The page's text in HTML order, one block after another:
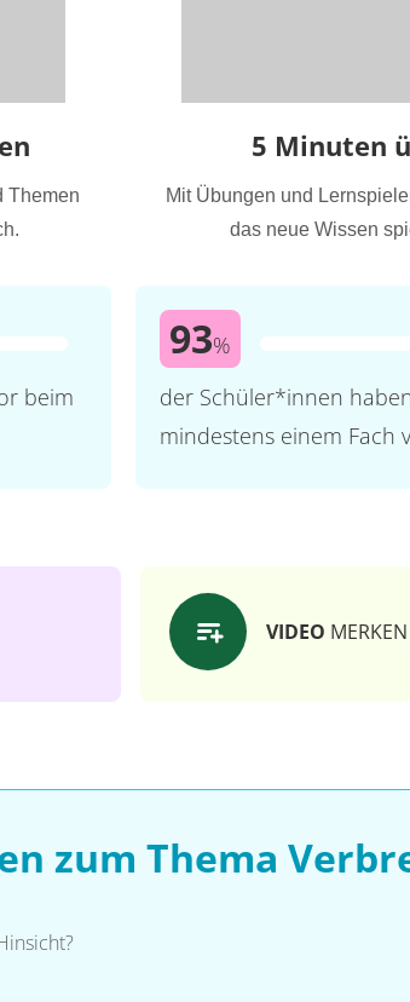
Themen
beim
5 Minuten
Mit Übungen und
das neue Wissen
93%
der Schüler*innen
mindestens einem Fach
VIDEO MERKEN
zum Thema